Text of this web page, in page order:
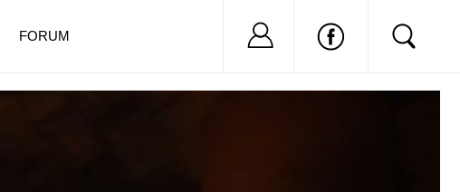
FORUM Nu ai cont?